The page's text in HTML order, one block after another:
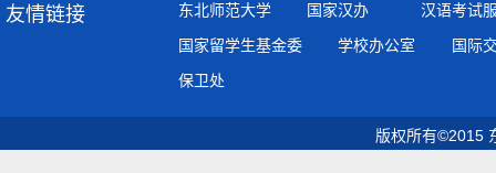
友情链接 东北师范大学 国家汉办
汉语考试
国家留学生基金委
学校办公室
国际
保卫处
版权所有©2015